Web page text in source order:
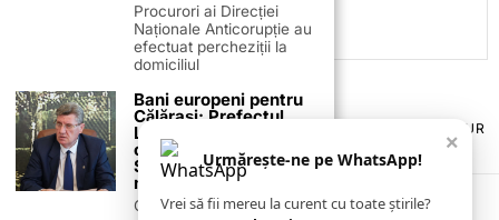
TERMENI ȘI CONDIȚII
POLITICA DE ANULARE & RETUR
PUBLICITATE ONLINE & TIPĂRITĂ
CONTACT
ZIARUL ANUNȚUL CĂLĂRĂȘEAN
×
Urmărește-ne pe WhatsApp!
Vrei să fii mereu la curent cu toate știrile?
Procurori ai Direcției
Naționale Anticorupție au
efectuat percheziții la
domiciliul
Bani europeni pentru
Călărași: Prefectul
Laurențiu State anunță
colaborarea cu ADR
Sud-Muntenia pentru
noi finanțări
Călărașul se pregătește